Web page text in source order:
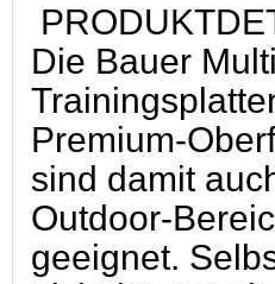
Die Bauer
Premium-
sind damit
Outdoor-
geeignet.